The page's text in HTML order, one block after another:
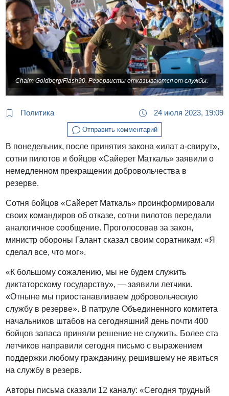
Chaim Goldberg/Flash90. Резервисты отказываются от службы.
Политика 24 июля 2023, 19:09
Отправить комментарий
В понедельник, после принятия закона «илат а-свирут»,
сотни пилотов и бойцов «Сайерет Маткаль» заявили о
немедленном прекращении добровольчества в
резерве.
Сотня бойцов «Сайерет Маткаль» проинформировали
своих командиров об отказе, сотни пилотов передали
аналогичное сообщение. Проголосовав за закон,
министр обороны Галант сказал своим соратникам: «Я
сделал все, что мог».
«К большому сожалению, мы не будем служить
диктаторскому государству», — заявили летчики.
«Отныне мы приостанавливаем добровольческую
службу в резерве». В патруле Объединенного комитета
начальников штабов на сегодняшний день почти 400
бойцов запаса приняли решение не служить. Более ста
летчиков направили сегодня письмо с выражением
поддержки любому гражданину, решившему не явиться
на службу в резерв.
Авторы письма сказали 12 каналу: «Сегодня трудный